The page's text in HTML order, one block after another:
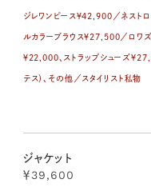
ジレワンピース￥42,900／ネストロ
ルカラーブラウス￥27,500／ロワズ
￥22,000、ストラップシューズ￥
テス）、その他／スタイリスト私物
ジャケット
￥39,600